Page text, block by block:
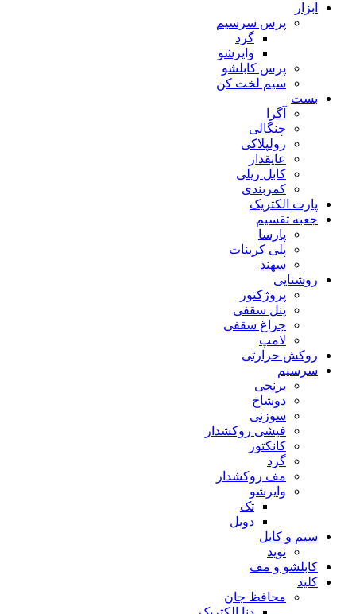
ابزار
پرس سرسیم
گرد
وایرشو
پرس کابلشو
سیم لخت کن
بست
آگرا
چنگالی
رولپلاکی
عایقدار
کابل ریلی
کمربندی
پارت الکتریک
جعبه تقسیم
پارسا
پلی کربنات
سهند
روشنایی
پروژکتور
پنل سقفی
چراغ سقفی
لامپ
روکش حرارتی
سرسیم
برنجی
دوشاخ
سوزنی
فیشی روکشدار
کانکتور
گرد
مف روکشدار
وایرشو
تک
دوبل
سیم و کابل
نوید
کابلشو و مف
کلید
محافظ جان